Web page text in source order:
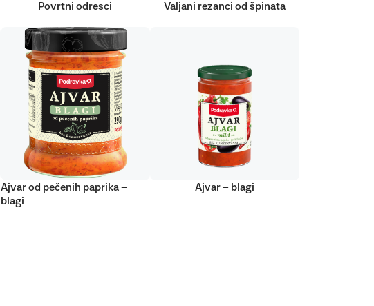
Povrtni odresci Valjani rezanci od špinata
Ajvar od pečenih paprika –
blagi
Ajvar – blagi